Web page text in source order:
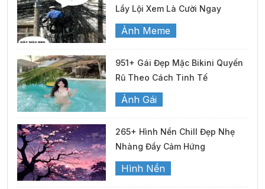
Lầy Lội Xem Là Cười Ngay
Ảnh Meme
951+ Gái Đẹp Mặc Bikini Quyến
Rũ Theo Cách Tinh Tế
Ảnh Gái
265+ Hình Nền Chill Đẹp Nhẹ
Nhàng Đầy Cảm Hứng
Hình Nền